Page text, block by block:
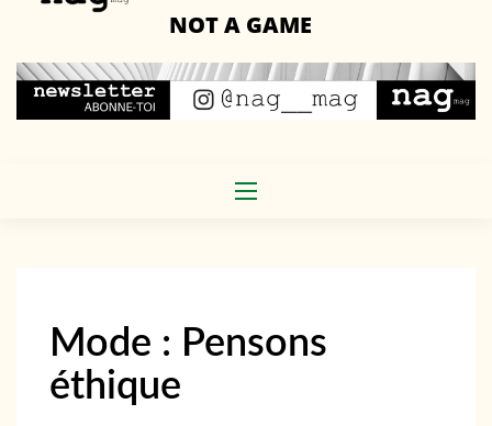
NOT A GAME
Mode : Pensons
éthique